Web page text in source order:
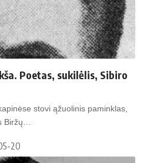
Poetas, sukilėlis, Sibiro
stovi ąžuolinis paminklas,
Biržų…
20